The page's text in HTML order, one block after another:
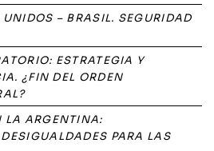
– BRASIL. SEGURIDAD
ESTRATEGIA Y
¿FIN DEL ORDEN
LA ARGENTINA:
PARA LAS